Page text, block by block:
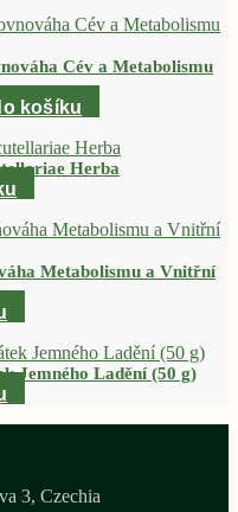
Cév a Metabolismu
košíku
Herba
Metabolismu a Vnitřní
Jemného Ladění (50 g)
3, Czechia